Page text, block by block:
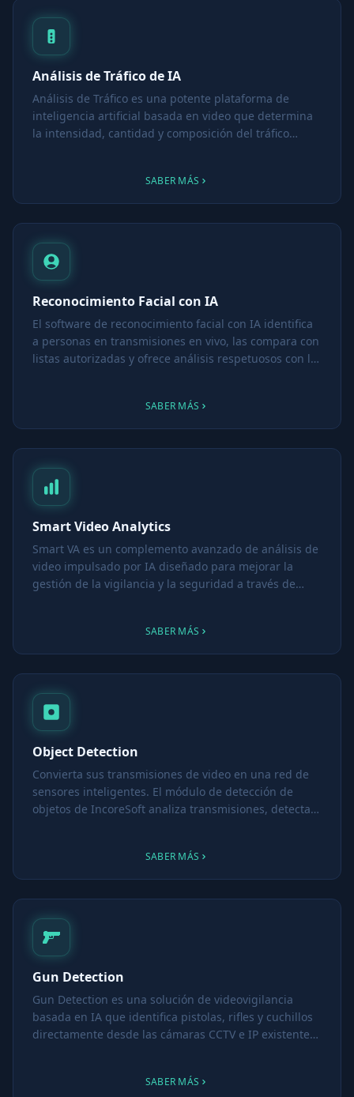
Análisis de Tráfico de IA
Análisis de Tráfico es una potente plataforma de
inteligencia artificial basada en video que determina
la intensidad, cantidad y composición del tráfico
módulo de Análisis de Tráfico es una herramienta
esencial para ciudades inteligentes, operadores
minoristas y sistemas de gestión de tráfico urbano.
SABER MÁS
Reconocimiento Facial con IA
El software de reconocimiento facial con IA identifica
a personas en transmisiones en vivo, las compara con
listas autorizadas y ofrece análisis respetuosos con la
SABER MÁS
Smart Video Analytics
Smart VA es un complemento avanzado de análisis de
video impulsado por IA diseñado para mejorar la
gestión de la vigilancia y la seguridad a través de
SABER MÁS
Object Detection
Convierta sus transmisiones de video en una red de
sensores inteligentes. El módulo de detección de
objetos de IncoreSoft analiza transmisiones, detecta
SABER MÁS
Gun Detection
Gun Detection es una solución de videovigilancia
basada en IA que identifica pistolas, rifles y cuchillos
directamente desde las cámaras CCTV e IP existentes.
ofrece alertas instantáneas de amenazas armadas,
SABER MÁS